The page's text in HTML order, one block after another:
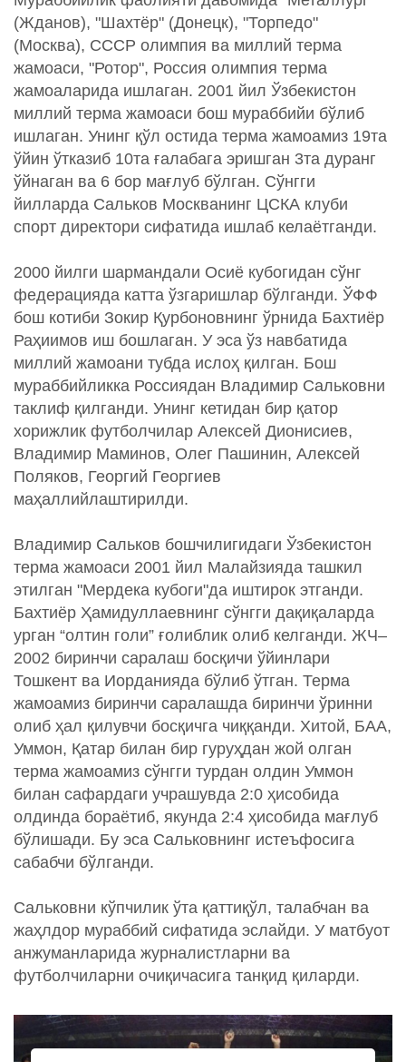
(Жданов), "Шахтёр" (Донецк), "Торпедо"
(Москва), СССР олимпия ва миллий терма
жамоаси, "Ротор", Россия олимпия терма
жамоаларида ишлаган. 2001 йил Ўзбекистон
миллий терма жамоаси бош мураббийи бўлиб
ишлаган. Унинг қўл остида терма жамоамиз 19та
ўйин ўтказиб 10та ғалабага эришган 3та дуранг
ўйнаган ва 6 бор мағлуб бўлган. Сўнгги
йилларда Сальков Москванинг ЦСКА клуби
спорт директори сифатида ишлаб келаётганди.
2000 йилги шармандали Осиё кубогидан сўнг
федерацияда катта ўзгаришлар бўлганди. ЎФФ
бош котиби Зокир Қурбоновнинг ўрнида Бахтиёр
Раҳиимов иш бошлаган. У эса ўз навбатида
миллий жамоани тубда ислоҳ қилган. Бош
мураббийликка Россиядан Владимир Сальковни
таклиф қилганди. Унинг кетидан бир қатор
хорижлик футболчилар Алексей Дионисиев,
Владимир Маминов, Олег Пашинин, Алексей
Поляков, Георгий Георгиев
маҳаллийлаштирилди.
Владимир Сальков бошчилигидаги Ўзбекистон
терма жамоаси 2001 йил Малайзияда ташкил
этилган "Мердека кубоги"да иштирок этганди.
Бахтиёр Ҳамидуллаевнинг сўнгги дақиқаларда
урган “олтин голи” ғолиблик олиб келганди. ЖЧ–
2002 биринчи саралаш босқичи ўйинлари
Тошкент ва Иорданияда бўлиб ўтган. Терма
жамоамиз биринчи саралашда биринчи ўринни
олиб ҳал қилувчи босқичга чиққанди. Хитой, БАА,
Уммон, Қатар билан бир гуруҳдан жой олган
терма жамоамиз сўнгги турдан олдин Уммон
билан сафардаги учрашувда 2:0 ҳисобида
олдинда бораётиб, якунда 2:4 ҳисобида мағлуб
бўлишади. Бу эса Сальковнинг истеъфосига
сабабчи бўлганди.
Сальковни кўпчилик ўта қаттиқўл, талабчан ва
жаҳлдор мураббий сифатида эслайди. У матбуот
анжуманларида журналистларни ва
футболчиларни очиқичасига танқид қиларди.